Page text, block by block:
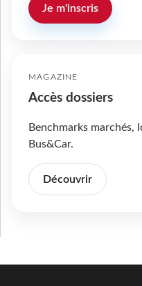
Je m'inscris
MAGAZINE
Accès dossiers
Benchmarks marchés,
Bus&Car.
Découvrir